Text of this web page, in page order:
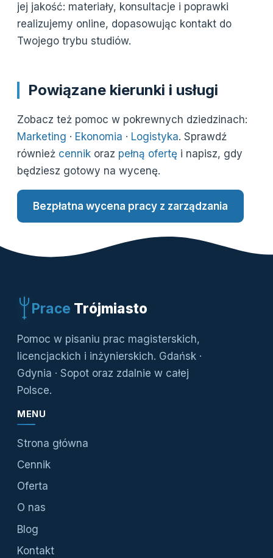
jej jakość: materiały, konsultacje i poprawki
realizujemy online, dopasowując kontakt do
Twojego trybu studiów.
Powiązane kierunki i usługi
Zobacz też pomoc w pokrewnych dziedzinach:
Marketing · Ekonomia · Logistyka. Sprawdź
również cennik oraz pełną ofertę i napisz, gdy
będziesz gotowy na wycenę.
Bezpłatna wycena pracy z zarządzania
Prace Trójmiasto
Pomoc w pisaniu prac magisterskich,
licencjackich i inżynierskich. Gdańsk ·
Gdynia · Sopot oraz zdalnie w całej
Polsce.
MENU
Strona główna
Cennik
Oferta
O nas
Blog
Kontakt